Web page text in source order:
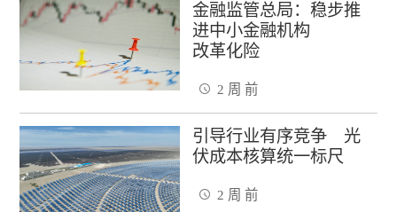
金融监管总局：稳步推
进中小金融机构
改革化险
2 周 前
引导行业有序竞争 光
伏成本核算统一标尺
2 周 前